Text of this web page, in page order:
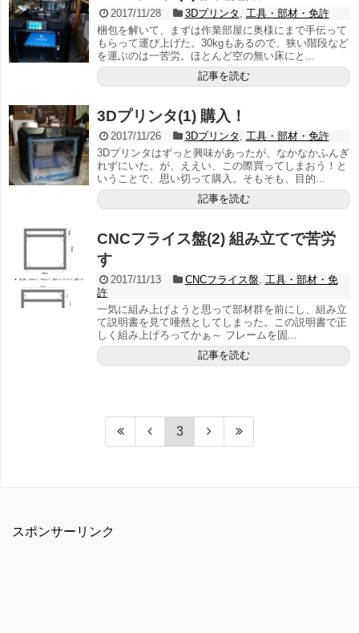
2017/11/28 3Dプリンタ , 工具・部材・免許
梱包を解いて、まずは作業部屋に奥様にまで手伝って
もらって運び上げた。30kgもあるので、狭い階段など
を運ぶのは一苦労。ほとんど空の無い床にと...
記事を読む
3Dプリンタ(1) 購入！
2017/11/26 3Dプリンタ , 工具・部材・免許
3Dプリンタはずっと興味があったが、なかなかふんぎ
れずにいた。が、ええい、この際買ってしまおう！と
いうことで、思い切って購入。そもそも、目的...
記事を読む
CNCフライス盤(2) 組み立てで苦労
す
2017/11/13 CNCフライス盤, 工具・部材・免
許
一気に組み上げようと思って部材群を前にし、組み立
て説明書を見て唖然としてしまった。この説明書で正
しく組み上げろってかぁ～ フレームを固...
記事を読む
3
スポンサーリンク